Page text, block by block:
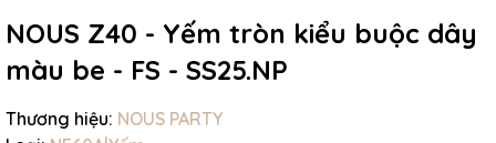
NOUS Z40 - Yếm tròn kiểu buộc dây
màu be - FS - SS25.NP
Thương hiệu: NOUS PARTY